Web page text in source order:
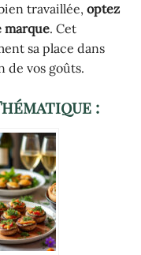
travaillée, optez
marque. Cet
sa place dans
de vos goûts.
: